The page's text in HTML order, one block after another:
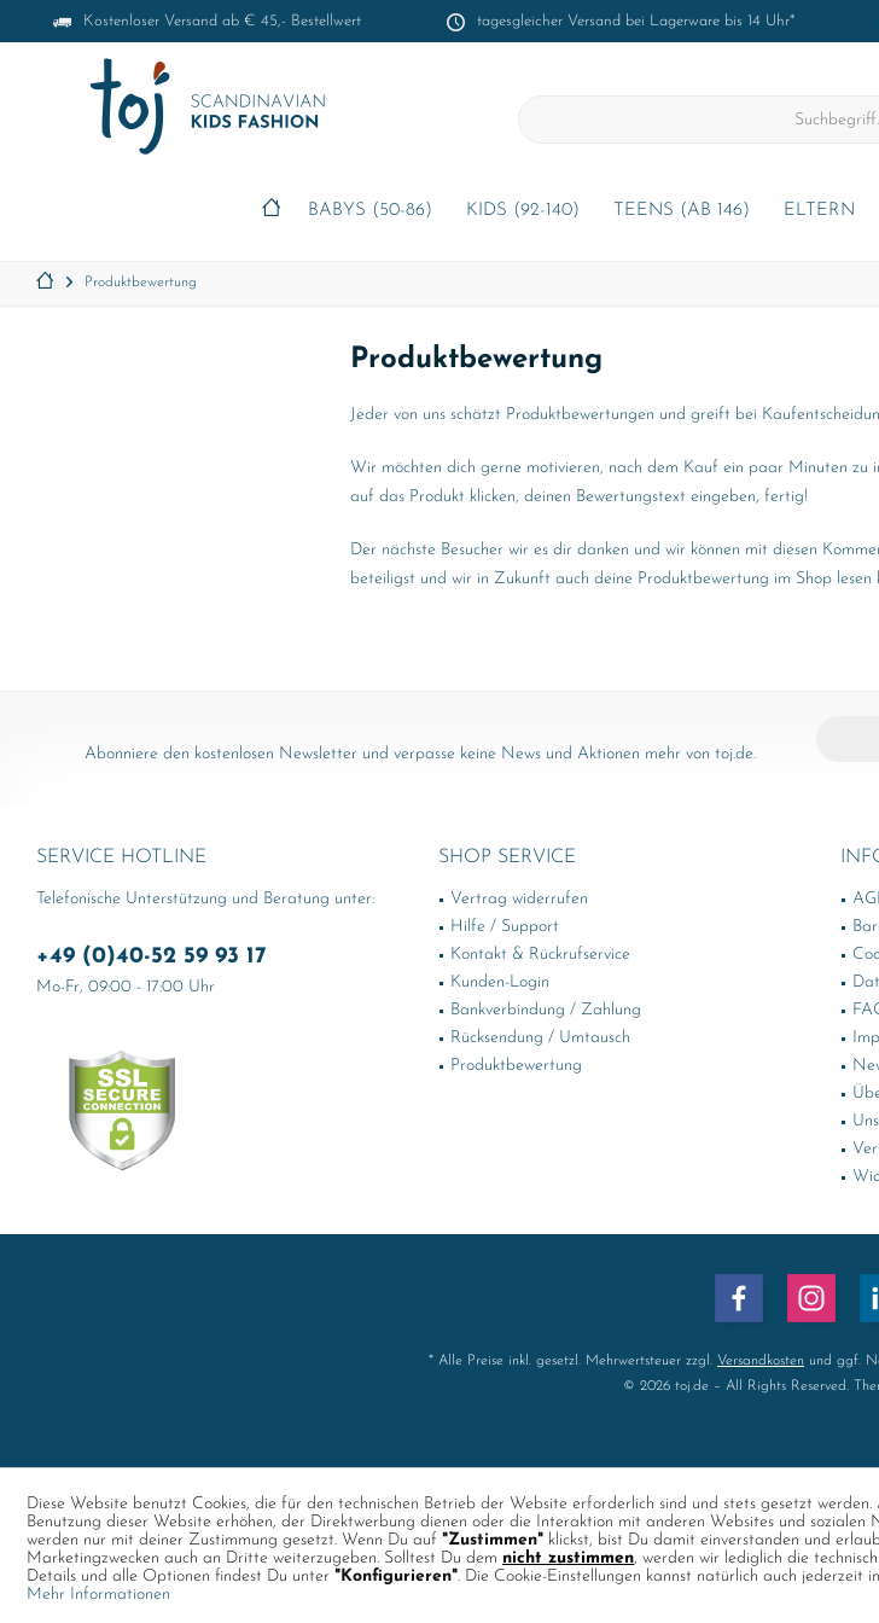
Kostenloser Versand ab € 45,- Bestellwert tagesgleicher Versand bei Lagerware bis 14 Uhr*
BABYS (50-86) KIDS (92-140) TEENS (AB 146) ELTERN
Produktbewertung
Produktbewertung
Jeder von uns schätzt Produktbewertungen und greift bei
Wir möchten dich gerne motivieren, nach dem Kauf ein paar Minuten
auf das Produkt klicken, deinen Bewertungstext eingeben, fertig!
Der nächste Besucher wir es dir danken und wir können mit diesen
beteiligst und wir in Zukunft auch deine Produktbewertung im Shop lesen
Abonniere den kostenlosen Newsletter und verpasse keine News und Aktionen mehr von toj.de.
SERVICE HOTLINE
Telefonische Unterstützung und Beratung unter:
+49 (0)40-52 59 93 17
Mo-Fr, 09:00 - 17:00 Uhr
SHOP SERVICE
Vertrag widerrufen
Hilfe / Support
Kontakt & Rückrufservice
Kunden-Login
Bankverbindung / Zahlung
Rücksendung / Umtausch
Produktbewertung
* Alle Preise inkl. gesetzl. Mehrwertsteuer zzgl. Versandkosten und ggf.
© 2026 toj.de – All Rights Reserved.
Diese Website benutzt Cookies, die für den technischen Betrieb der Website erforderlich sind und stets gesetzt
Benutzung dieser Website erhöhen, der Direktwerbung dienen oder die Interaktion mit anderen Websites und sozialen
werden nur mit deiner Zustimmung gesetzt. Wenn Du auf "Zustimmen" klickst, bist Du damit einverstanden und
Marketingzwecken auch an Dritte weiterzugeben. Solltest Du dem nicht zustimmen, werden wir lediglich die
Details und alle Optionen findest Du unter "Konfigurieren". Die Cookie-Einstellungen kannst natürlich auch jederzeit
Mehr Informationen